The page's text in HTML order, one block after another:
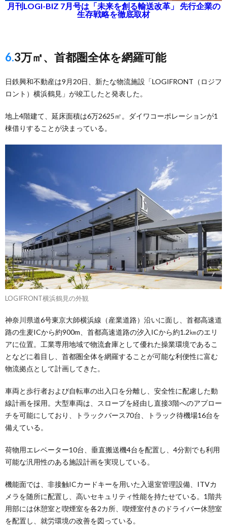
月刊LOGI-BIZ 7月号は「未来を創る輸送改革」 先行企業の
生存戦略を徹底取材
6.3万㎡、首都圏全体を網羅可能
日鉄興和不動産は9月20日、新たな物流施設「LOGIFRONT（ロジフ
ロント）横浜鶴見」が竣工したと発表した。
地上4階建て、延床面積は6万2625㎡。ダイワコーポレーションが1
棟借りすることが決まっている。
LOGIFRONT横浜鶴見の外観
神奈川県道6号東京大師横浜線（産業道路）沿いに面し、首都高速道
路の生麦ICから約900m、首都高速道路の汐入ICから約1.2㎞のエリ
アに位置。工業専用地域で物流倉庫として優れた操業環境であるこ
となどに着目し、首都圏全体を網羅することが可能な利便性に富む
物流拠点として計画してきた。
車両と歩行者および自転車の出入口を分離し、安全性に配慮した動
線計画を採用。大型車両は、スロープを経由し直接3階へのアプロー
チを可能にしており、トラックバース70台、トラック待機場16台を
備えている。
荷物用エレベーター10台、垂直搬送機4台を配置し、4分割でも利用
可能な汎用性のある施設計画を実現している。
機能面では、非接触ICカードキーを用いた入退室管理設備、ITVカ
メラを随所に配置し、高いセキュリティ性能を持たせている。1階共
用部には休憩室と喫煙室を各2カ所、喫煙室付きのドライバー休憩室
を配置し、就労環境の改善を図っている。